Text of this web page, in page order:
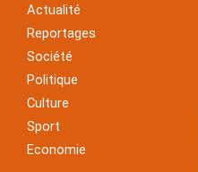
o
o
k
Actualité
Reportages
Société
Politique
Culture
Sport
Economie